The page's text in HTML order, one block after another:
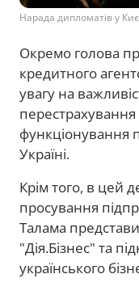
Нарада дипломатів у
Окремо голова
кредитного
увагу на
функціонування
Україні.
Крім того, в цей
просування
Талама
"Дія.Бізнес" та
українського